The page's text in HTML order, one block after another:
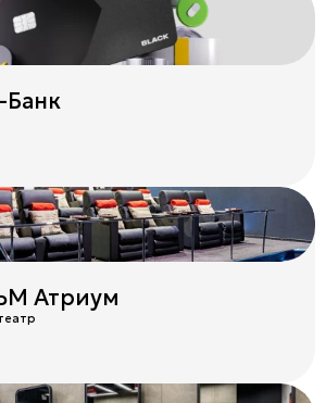
Банк
Атриум